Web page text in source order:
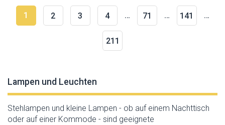
1 2 3 4 … 71 … 141 …
211
Lampen und Leuchten
Stehlampen und kleine Lampen - ob auf einem Nachttisch
oder auf einer Kommode - sind geeignete